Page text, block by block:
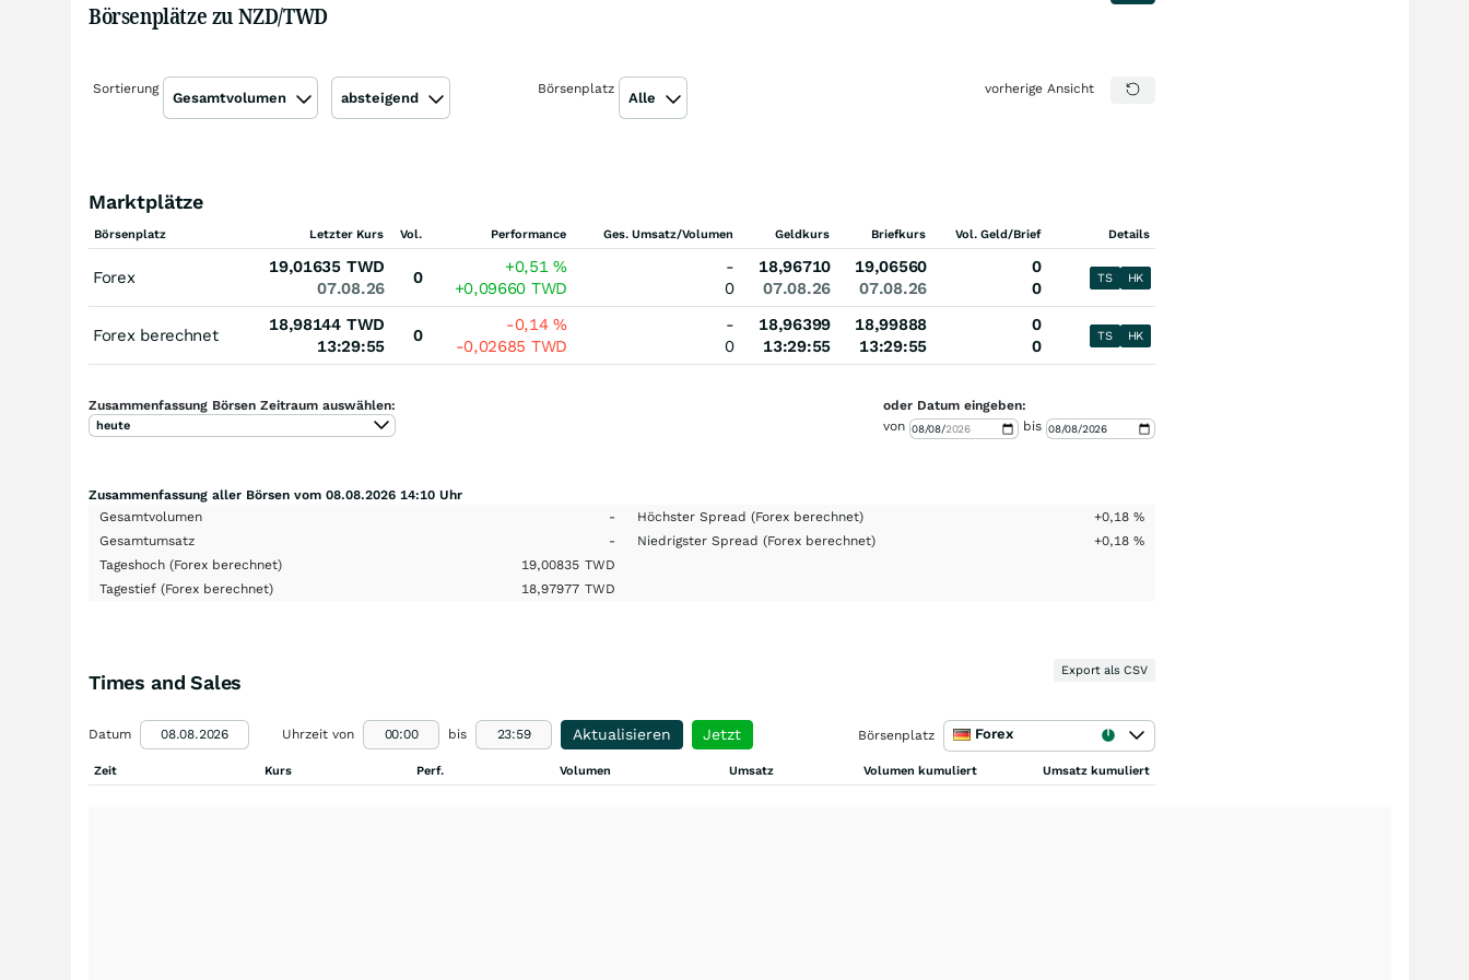
Börsenplätze zu NZD/TWD
Sortierung
Gesamtvolumen absteigend
Börsenplatz
Alle
vorherige Ansicht
Marktplätze
Börsenplatz Letzter Kurs Vol. Performance Ges. Umsatz/Volumen Geldkurs Briefkurs Vol. Geld/Brief Details
Forex
19,01635 TWD
07.08.26
0
+0,51%
+0,09660 TWD
-
0
18,96710
07.08.26
19,06560
07.08.26
0
0
TS HK
Forex berechnet
18,98144 TWD
13:29:55
0
-0,14%
-0,02685 TWD
-
0
18,96399
13:29:55
18,99888
13:29:55
0
0
TS HK
Zusammenfassung Börsen Zeitraum auswählen:
heute
oder Datum eingeben:
von
bis
Zusammenfassung aller Börsen vom 08.08.2026 14:10 Uhr
Gesamtvolumen
- Höchster Spread(Forex berechnet) +0,18 %
Gesamtumsatz
- Niedrigster Spread(Forex berechnet) +0,18 %
Tageshoch (Forex berechnet) 19,00835 TWD
Tagestief (Forex berechnet) 18,97977 TWD
Times and Sales
Export als CSV
Datum Uhrzeit von bis Aktualisieren Jetzt Börsenplatz Forex
Zeit Kurs Perf. Volumen Umsatz Volumen kumuliert Umsatz kumuliert